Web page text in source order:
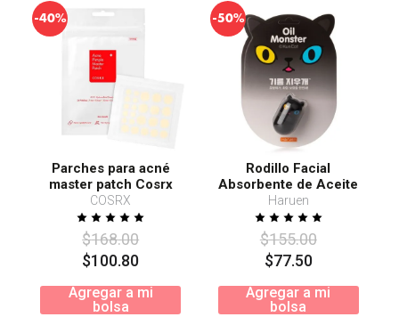
-40%
Parches para acné
master patch Cosrx
COSRX
$168.00
$100.80
Agregar a mi
bolsa
-50%
Rodillo Facial
Absorbente de Aceite
Gato Negro
Haruen
$155.00
$77.50
Agregar a mi
bolsa